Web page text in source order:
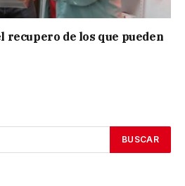
recupero de los que pueden